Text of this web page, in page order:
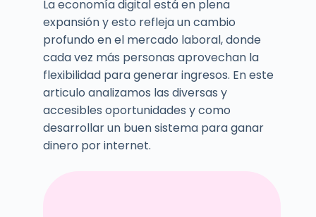
La economía digital está en plena
expansión y esto refleja un cambio
profundo en el mercado laboral, donde
cada vez más personas aprovechan la
flexibilidad para generar ingresos. En este
articulo analizamos las diversas y
accesibles oportunidades y como
desarrollar un buen sistema para ganar
dinero por internet.